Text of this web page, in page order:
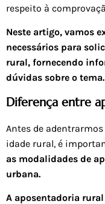
respeito à
Neste artigo, vamos
necessários para
rural, fornecendo
dúvidas sobre o tema.
Diferença entre
Antes de
idade rural, é
as modalidades de
urbana.
A aposentadoria